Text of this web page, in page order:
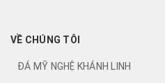
VỀ CHÚNG TÔI
ĐÁ MỸ NGHỆ KHÁNH LINH